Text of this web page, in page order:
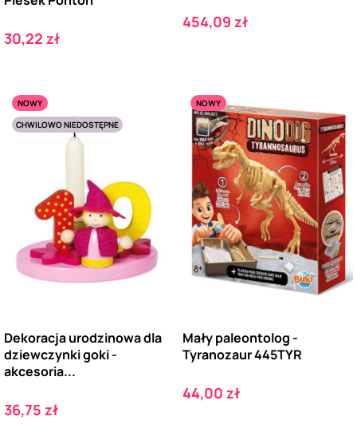
Cena
30,22 zł
Cena
454,09 zł
NOWY
CHWILOWO NIEDOSTĘPNE
Dekoracja urodzinowa dla
dziewczynki goki -
akcesoria...
Cena
36,75 zł
NOWY
Mały paleontolog -
Tyranozaur 445TYR
Cena
44,00 zł